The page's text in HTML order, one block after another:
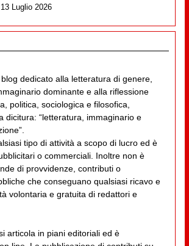
13 Luglio 2026
dedicato alla letteratura di genere,
dominante e alla riflessione
politica, sociologica e filosofica,
dicitura: “letteratura, immaginario e
tipo di attività a scopo di lucro ed è
o commerciali. Inoltre non è
di provvidenze, contributi o
che conseguano qualsiasi ricavo e
volontaria e gratuita di redattori e
articola in piani editoriali ed è